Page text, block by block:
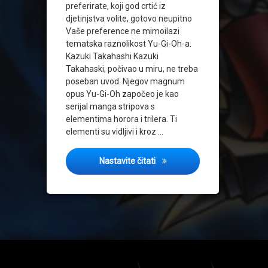
preferirate, koji god crtić iz
djetinjstva volite, gotovo neupitno
Vaše preference ne mimoilazi
tematska raznolikost Yu-Gi-Oh-a.
Kazuki Takahashi Kazuki
Takahaski, počivao u miru, ne treba
poseban uvod. Njegov magnum
opus Yu-Gi-Oh započeo je kao
serijal manga stripova s
elementima horora i trilera. Ti
elementi su vidljivi i kroz …
Nastavite čitati Tematska raznolikost Yu-Gi-